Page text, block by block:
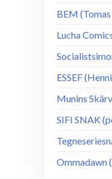
BEM
Lucha
ESSEF
Munins
SIFI SNAK
Ommadawn